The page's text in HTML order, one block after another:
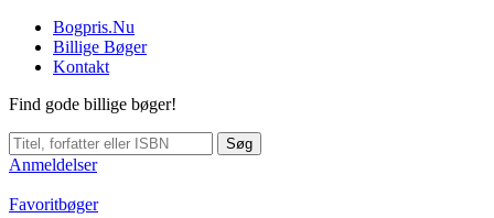
Bogpris.Nu
Billige Bøger
Kontakt
Find gode billige bøger!
Søg
Anmeldelser
Favoritbøger